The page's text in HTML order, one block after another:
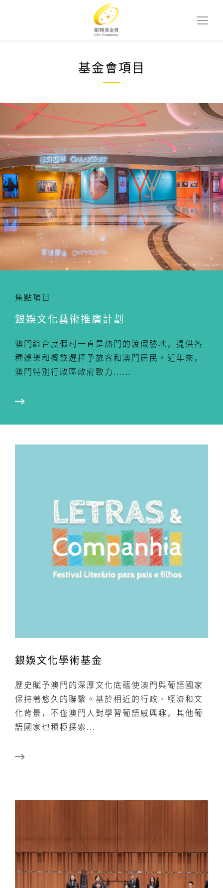
基金會項目
焦點項目
銀娛文化藝術推廣計劃
澳門綜合度假村一直是熱門的渡假勝地，提供各
種娛樂和餐飲選擇予旅客和澳門居民。近年來，
澳門特別行政區政府致力......
銀娛文化學術基金
歷史賦予澳門的深厚文化底蘊使澳門與葡語國家
保持著悠久的聯繫。基於相近的行政、經濟和文
化背景，不僅澳門人對學習葡語感興趣，其他葡
語國家也積極探索...